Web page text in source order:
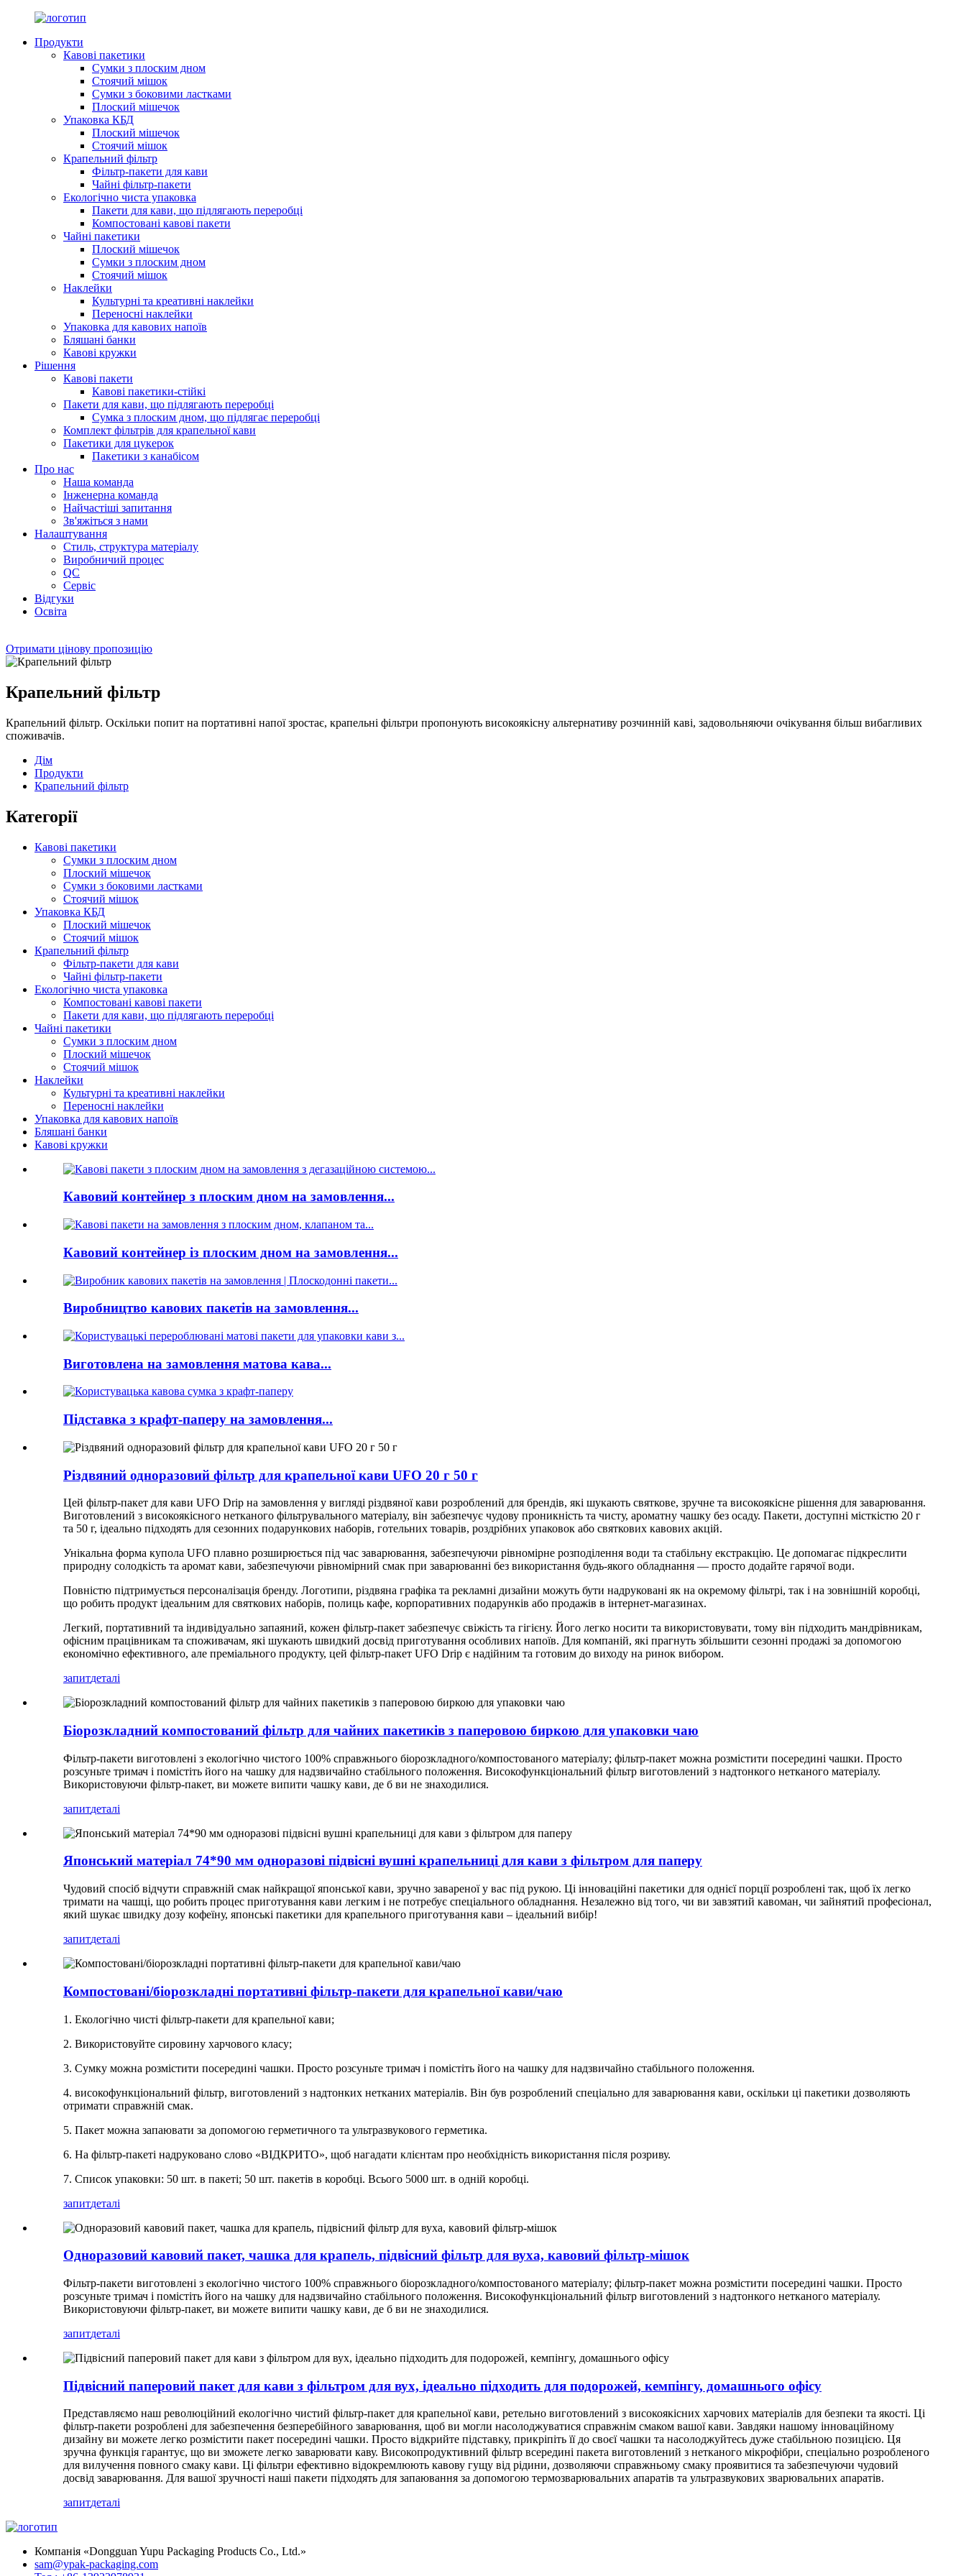
Продукти
Кавові пакетики
Сумки з плоским дном
Стоячий мішок
Сумки з боковими ластками
Плоский мішечок
Упаковка КБД
Плоский мішечок
Стоячий мішок
Крапельний фільтр
Фільтр-пакети для кави
Чайні фільтр-пакети
Екологічно чиста упаковка
Пакети для кави, що підлягають переробці
Компостовані кавові пакети
Чайні пакетики
Плоский мішечок
Сумки з плоским дном
Стоячий мішок
Наклейки
Культурні та креативні наклейки
Переносні наклейки
Упаковка для кавових напоїв
Бляшані банки
Кавові кружки
Рішення
Кавові пакети
Кавові пакетики-стійкі
Пакети для кави, що підлягають переробці
Сумка з плоским дном, що підлягає переробці
Комплект фільтрів для крапельної кави
Пакетики для цукерок
Пакетики з канабісом
Про нас
Наша команда
Інженерна команда
Найчастіші запитання
Зв'яжіться з нами
Налаштування
Стиль, структура матеріалу
Виробничий процес
QC
Сервіс
Відгуки
Освіта
Отримати цінову пропозицію
Крапельний фільтр
Крапельний фільтр. Оскільки попит на портативні напої зростає, крапельні фільтри пропонують високоякісну альтернативу розчинній каві, задовольняючи очікування більш вибагливих
споживачів.
Дім
Продукти
Крапельний фільтр
Категорії
Кавові пакетики
Сумки з плоским дном
Плоский мішечок
Сумки з боковими ластками
Стоячий мішок
Упаковка КБД
Плоский мішечок
Стоячий мішок
Крапельний фільтр
Фільтр-пакети для кави
Чайні фільтр-пакети
Екологічно чиста упаковка
Компостовані кавові пакети
Пакети для кави, що підлягають переробці
Чайні пакетики
Сумки з плоским дном
Плоский мішечок
Стоячий мішок
Наклейки
Культурні та креативні наклейки
Переносні наклейки
Упаковка для кавових напоїв
Бляшані банки
Кавові кружки
Кавовий контейнер з плоским дном на замовлення...
Кавовий контейнер із плоским дном на замовлення...
Виробництво кавових пакетів на замовлення...
Виготовлена ​​на замовлення матова кава...
Підставка з крафт-паперу на замовлення...
Різдвяний одноразовий фільтр для крапельної кави UFO 20 г 50 г
Цей фільтр-пакет для кави UFO Drip на замовлення у вигляді різдвяної кави розроблений для брендів, які шукають святкове, зручне та високоякісне рішення для заварювання.
Виготовлений з високоякісного нетканого фільтрувального матеріалу, він забезпечує чудову проникність та чисту, ароматну чашку без осаду. Пакети, доступні місткістю 20 г
та 50 г, ідеально підходять для сезонних подарункових наборів, готельних товарів, роздрібних упаковок або святкових кавових акцій.
Унікальна форма купола UFO плавно розширюється під час заварювання, забезпечуючи рівномірне розподілення води та стабільну екстракцію. Це допомагає підкреслити
природну солодкість та аромат кави, забезпечуючи рівномірний смак при заварюванні без використання будь-якого обладнання — просто додайте гарячої води.
Повністю підтримується персоналізація бренду. Логотипи, різдвяна графіка та рекламні дизайни можуть бути надруковані як на окремому фільтрі, так і на зовнішній коробці,
що робить продукт ідеальним для святкових наборів, полиць кафе, корпоративних подарунків або продажів в інтернет-магазинах.
Легкий, портативний та індивідуально запаяний, кожен фільтр-пакет забезпечує свіжість та гігієну. Його легко носити та використовувати, тому він підходить мандрівникам,
офісним працівникам та споживачам, які шукають швидкий досвід приготування особливих напоїв. Для компаній, які прагнуть збільшити сезонні продажі за допомогою
економічно ефективного, але преміального продукту, цей фільтр-пакет UFO Drip є надійним та готовим до виходу на ринок вибором.
запитдеталі
Біорозкладний компостований фільтр для чайних пакетиків з паперовою биркою для упаковки чаю
Фільтр-пакети виготовлені з екологічно чистого 100% справжнього біорозкладного/компостованого матеріалу; фільтр-пакет можна розмістити посередині чашки. Просто
розсуньте тримач і помістіть його на чашку для надзвичайно стабільного положення. Високофункціональний фільтр виготовлений з надтонкого нетканого матеріалу.
Використовуючи фільтр-пакет, ви можете випити чашку кави, де б ви не знаходилися.
запитдеталі
Японський матеріал 74*90 мм одноразові підвісні вушні крапельниці для кави з фільтром для паперу
Чудовий спосіб відчути справжній смак найкращої японської кави, зручно завареної у вас під рукою. Ці інноваційні пакетики для однієї порції розроблені так, щоб їх легко
тримати на чашці, що робить процес приготування кави легким і не потребує спеціального обладнання. Незалежно від того, чи ви завзятий кавоман, чи зайнятий професіонал,
який шукає швидку дозу кофеїну, японські пакетики для крапельного приготування кави – ідеальний вибір!
запитдеталі
Компостовані/біорозкладні портативні фільтр-пакети для крапельної кави/чаю
1. Екологічно чисті фільтр-пакети для крапельної кави;
2. Використовуйте сировину харчового класу;
3. Сумку можна розмістити посередині чашки. Просто розсуньте тримач і помістіть його на чашку для надзвичайно стабільного положення.
4. високофункціональний фільтр, виготовлений з надтонких нетканих матеріалів. Він був розроблений спеціально для заварювання кави, оскільки ці пакетики дозволяють
отримати справжній смак.
5. Пакет можна запаювати за допомогою герметичного та ультразвукового герметика.
6. На фільтр-пакеті надруковано слово «ВІДКРИТО», щоб нагадати клієнтам про необхідність використання після розриву.
7. Список упаковки: 50 шт. в пакеті; 50 шт. пакетів в коробці. Всього 5000 шт. в одній коробці.
запитдеталі
Одноразовий кавовий пакет, чашка для крапель, підвісний фільтр для вуха, кавовий фільтр-мішок
Фільтр-пакети виготовлені з екологічно чистого 100% справжнього біорозкладного/компостованого матеріалу; фільтр-пакет можна розмістити посередині чашки. Просто
розсуньте тримач і помістіть його на чашку для надзвичайно стабільного положення. Високофункціональний фільтр виготовлений з надтонкого нетканого матеріалу.
Використовуючи фільтр-пакет, ви можете випити чашку кави, де б ви не знаходилися.
запитдеталі
Підвісний паперовий пакет для кави з фільтром для вух, ідеально підходить для подорожей, кемпінгу, домашнього офісу
Представляємо наш революційний екологічно чистий фільтр-пакет для крапельної кави, ретельно виготовлений з високоякісних харчових матеріалів для безпеки та якості. Ці
фільтр-пакети розроблені для забезпечення безперебійного заварювання, щоб ви могли насолоджуватися справжнім смаком вашої кави. Завдяки нашому інноваційному
дизайну ви можете легко розмістити пакет посередині чашки. Просто відкрийте підставку, прикріпіть її до своєї чашки та насолоджуйтесь дуже стабільною позицією. Ця
зручна функція гарантує, що ви зможете легко заварювати каву. Високопродуктивний фільтр всередині пакета виготовлений з нетканого мікрофібри, спеціально розробленого
для вилучення повного смаку кави. Ці фільтри ефективно відокремлюють кавову гущу від рідини, дозволяючи справжньому смаку проявитися та забезпечуючи чудовий
досвід заварювання. Для вашої зручності наші пакети підходять для запаювання за допомогою термозварювальних апаратів та ультразвукових зварювальних апаратів.
запитдеталі
Компанія «Dongguan Yupu Packaging Products Co., Ltd.»
sam@ypak-packaging.com